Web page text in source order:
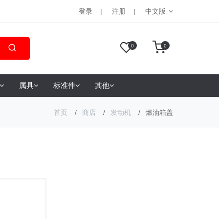
登录 注册 中文版
0 0
属具 标准件 其他
首页 商店 发动机 燃油箱盖